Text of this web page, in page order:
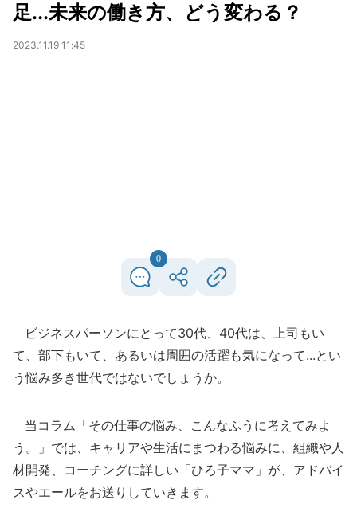
足...未来の働き方、どう変わる？
2023.11.19 11:45
0
ビジネスパーソンにとって30代、40代は、上司もい
て、部下もいて、あるいは周囲の活躍も気になって...とい
う悩み多き世代ではないでしょうか。
当コラム「その仕事の悩み、こんなふうに考えてみよ
う。」では、キャリアや生活にまつわる悩みに、組織や人
材開発、コーチングに詳しい「ひろ子ママ」が、アドバイ
スやエールをお送りしていきます。